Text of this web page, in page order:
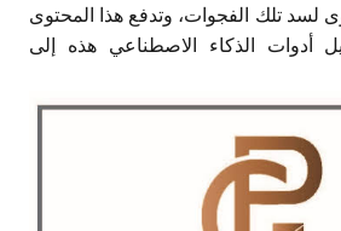
لسد تلك الفجوات، وتدفع هذا المحتوى
أدوات الذكاء الاصطناعي هذه إلى